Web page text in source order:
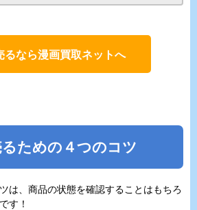
るなら漫画買取ネットへ
ための４つのコツ
は、商品の状態を確認することはもちろ
す！